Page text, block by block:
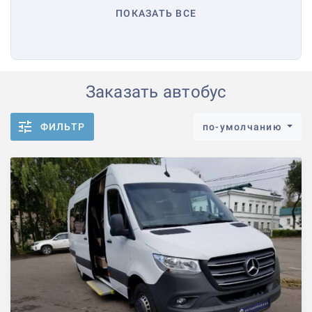
ПОКАЗАТЬ ВСЕ
Заказать автобус
ФИЛЬТР по-умолчанию